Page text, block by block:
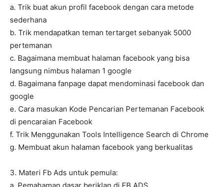
a. Trik buat akun profil facebook dengan cara metode
sederhana
b. Trik mendapatkan teman tertarget sebanyak 5000
pertemanan
c. Bagaimana membuat halaman facebook yang bisa
langsung nimbus halaman 1 google
d. Bagaimana fanpage dapat mendominasi facebook dan
google
e. Cara masukan Kode Pencarian Pertemanan Facebook
di pencaraian Facebook
f. Trik Menggunakan Tools Intelligence Search di Chrome
g. Membuat akun halaman facebook yang berkualitas
3. Materi Fb Ads untuk pemula: